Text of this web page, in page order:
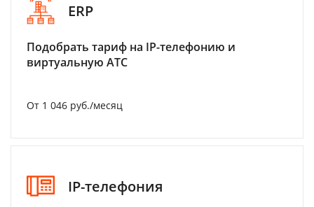
ERP
Подобрать тариф на IP-телефонию и
виртуальную АТС
От 1 046 руб./месяц
IP-телефония